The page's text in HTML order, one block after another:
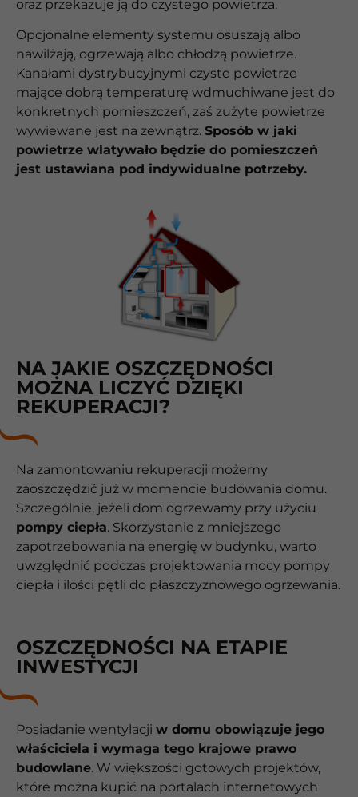
oraz przekazuje ją do czystego powietrza.
Opcjonalne elementy systemu osuszają albo
nawilżają, ogrzewają albo chłodzą powietrze.
Kanałami dystrybucyjnymi czyste powietrze
mające dobrą temperaturę wdmuchiwane jest do
konkretnych pomieszczeń, zaś zużyte powietrze
wywiewane jest na zewnątrz. Sposób w jaki
powietrze wlatywało będzie do pomieszczeń
jest ustawiana pod indywidualne potrzeby.
NA JAKIE OSZCZĘDNOŚCI
MOŻNA LICZYĆ DZIĘKI
REKUPERACJI?
Na zamontowaniu rekuperacji możemy
zaoszczędzić już w momencie budowania domu.
Szczególnie, jeżeli dom ogrzewamy przy użyciu
pompy ciepła. Skorzystanie z mniejszego
zapotrzebowania na energię w budynku, warto
uwzględnić podczas projektowania mocy pompy
ciepła i ilości pętli do płaszczyznowego ogrzewania.
OSZCZĘDNOŚCI NA ETAPIE
INWESTYCJI
Posiadanie wentylacji w domu obowiązuje jego
właściciela i wymaga tego krajowe prawo
budowlane. W większości gotowych projektów,
które można kupić na portalach internetowych